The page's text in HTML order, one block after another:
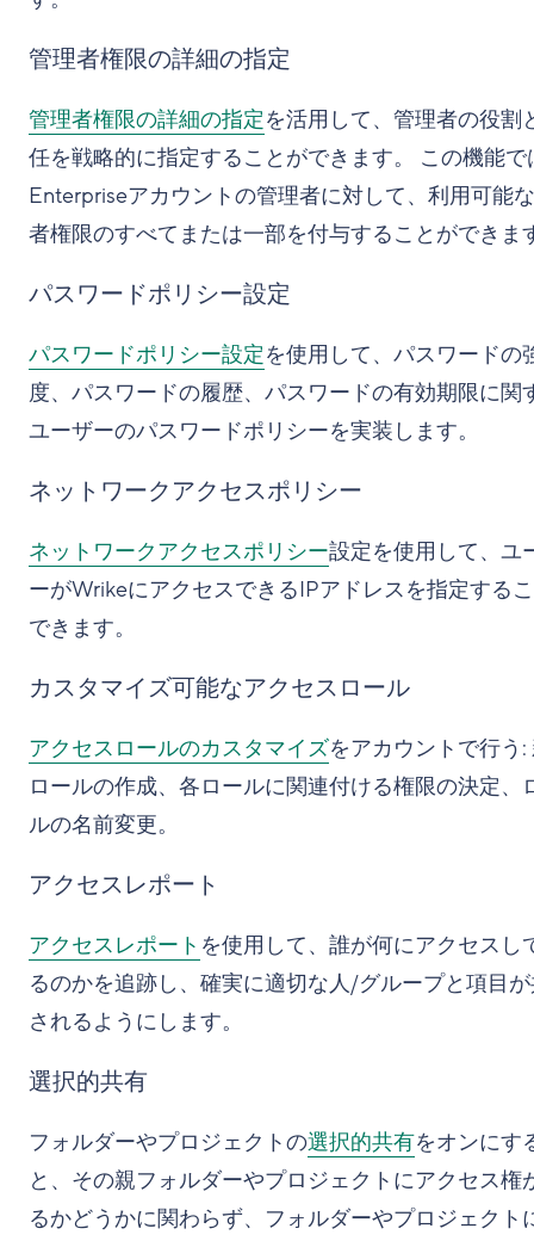
管理者権限の詳細の指定
管理者権限の詳細の指定を活用して、管理者の役割
任を戦略的に指定することができます。 この機能で
Enterpriseアカウントの管理者に対して、利用可能
者権限のすべてまたは一部を付与することができま
パスワードポリシー設定
パスワードポリシー設定を使用して、パスワードの
度、パスワードの履歴、パスワードの有効期限に関
ユーザーのパスワードポリシーを実装します。
ネットワークアクセスポリシー
ネットワークアクセスポリシー設定を使用して、ユ
ーがWrikeにアクセスできるIPアドレスを指定する
できます。
カスタマイズ可能なアクセスロール
アクセスロールのカスタマイズをアカウントで行う:
ロールの作成、各ロールに関連付ける権限の決定、
ルの名前変更。
アクセスレポート
アクセスレポート を使用して、誰が何にアクセスし
るのかを追跡し、確実に適切な人/グループと項目
されるようにします。
選択的共有
フォルダーやプロジェクトの選択的共有をオンにす
と、その親フォルダーやプロジェクトにアクセス権
るかどうかに関わらず、フォルダーやプロジェクト